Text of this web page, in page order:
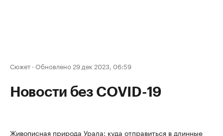
Сюжет · Обновлено 29 дек 2023, 06:59
Новости без COVID-19
Живописная природа Урала: куда отправиться в длинные